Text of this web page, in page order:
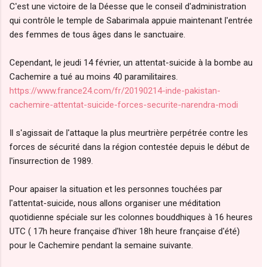
C'est une victoire de la Déesse que le conseil d'administration
qui contrôle le temple de Sabarimala appuie maintenant l'entrée
des femmes de tous âges dans le sanctuaire.
Cependant, le jeudi 14 février, un attentat-suicide à la bombe au
Cachemire a tué au moins 40 paramilitaires.
https://www.france24.com/fr/20190214-inde-pakistan-
cachemire-attentat-suicide-forces-securite-narendra-modi
Il s'agissait de l'attaque la plus meurtrière perpétrée contre les
forces de sécurité dans la région contestée depuis le début de
l'insurrection de 1989.
Pour apaiser la situation et les personnes touchées par
l'attentat-suicide, nous allons organiser une méditation
quotidienne spéciale sur les colonnes bouddhiques à 16 heures
UTC ( 17h heure française d'hiver 18h heure française d'été)
pour le Cachemire pendant la semaine suivante.